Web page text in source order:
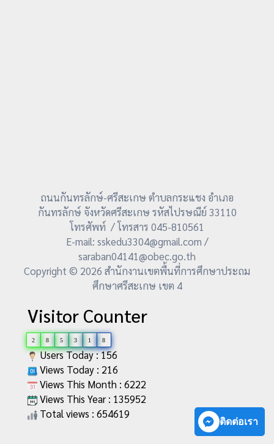
ถนนกันทรลักษ์-ศรีสะเกษ ตำบลกระแชง อำเภอ
กันทรลักษ์ จังหวัดศรีสะเกษ รหัสไปรษณีย์ 33110
โทรศัพท์ / โทรสาร 045-810561
E-mail: sskedu3304@gmail.com /
saraban04141@obec.go.th
Copyright © 2026 สำนักงานเขตพื้นที่การศึกษาประถม
ศึกษาศรีสะเกษ เขต 4
Visitor Counter
2 8 5 3 1 8
Users Today : 156
Views Today : 216
Views This Month : 6222
Views This Year : 135952
Total views : 654619
ติดต่อเรา